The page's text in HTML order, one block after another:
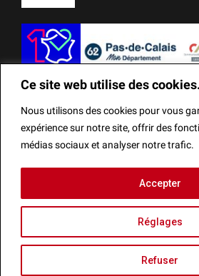
Ce site web utilise des cookies.
Nous utilisons des cookies pour vous
expérience sur notre site, offrir des
médias sociaux et analyser notre trafic.
Réglages
Refuser
Accepter
Menu
Mentions LégalesActes
Ce site web utilise des
Nous utilisons des cookies pour
expérience sur notre site, offrir des
aux médias sociaux et analyser notre
Réglages